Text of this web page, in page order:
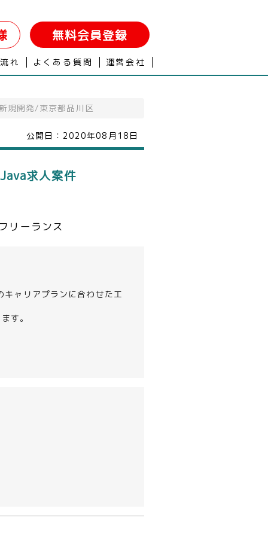
無料会員登録
れ よくある質問 運営会社
規開発/東京都品川区
公開日： 2020年08月18日
求人案件
リーランス
ャリアプランに合わせた工
す。